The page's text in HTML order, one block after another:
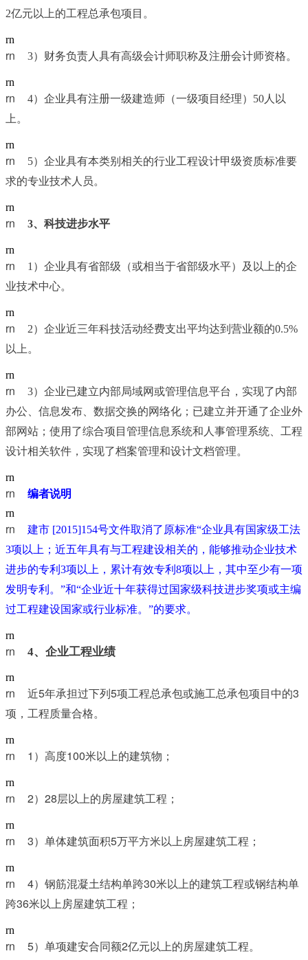
2亿元以上的工程总承包项目。
rn
3）财务负责人具有高级会计师职称及注册会计师资格。
rn
4）企业具有注册一级建造师（一级项目经理）50人以
上。
rn
5）企业具有本类别相关的行业工程设计甲级资质标准要
求的专业技术人员。
rn
3、科技进步水平
rn
1）企业具有省部级（或相当于省部级水平）及以上的企
业技术中心。
rn
2）企业近三年科技活动经费支出平均达到营业额的0.5%
以上。
rn
3）企业已建立内部局域网或管理信息平台，实现了内部
办公、信息发布、数据交换的网络化；已建立并开通了企业外
部网站；使用了综合项目管理信息系统和人事管理系统、工程
设计相关软件，实现了档案管理和设计文档管理。
rn
编者说明
rn
建市 [2015]154号文件取消了原标准“企业具有国家级工法
3项以上；近五年具有与工程建设相关的，能够推动企业技术
进步的专利3项以上，累计有效专利8项以上，其中至少有一项
发明专利。”和“企业近十年获得过国家级科技进步奖项或主编
过工程建设国家或行业标准。”的要求。
rn
4、企业工程业绩
rn
近5年承担过下列 5项工程总承包或施工总承包项目中的3
项，工程质量合格。
rn
rn	1 ）高度100米以上的建筑物；
rn
rn	2） 28层以上的房屋建筑工程；
rn
rn	3）单体建筑面积5万平方米以上房屋建筑工程；
rn
rn	4）钢筋混凝土结构单跨30米以上的建筑工程或钢结构单
跨36米以上房屋建筑工程；
rn
rn	5）单项建安合同额2亿元以上的房屋建筑工程。